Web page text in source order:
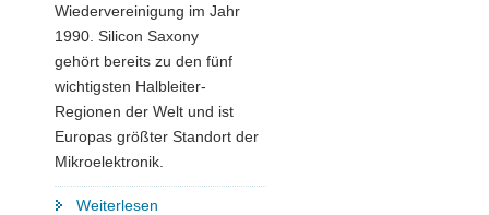
Wiedervereinigung im Jahr
1990. Silicon Saxony
gehört bereits zu den fünf
wichtigsten Halbleiter-
Regionen der Welt und ist
Europas größter Standort der
Mikroelektronik.
Weiterlesen